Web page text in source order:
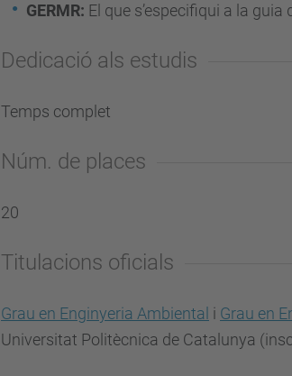
GERMR: El que s’especifiqui a la
Dedicació als estudis
Temps complet
Núm. de places
20
Titulacions oficials
Grau en Enginyeria Ambiental i Grau en
Universitat Politècnica de Catalunya